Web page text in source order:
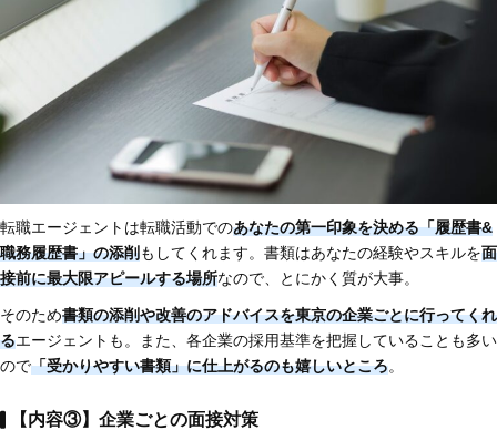
転職エージェントは転職活動でのあなたの第一印象を決める「履歴書&
職務履歴書」の添削もしてくれます。書類はあなたの経験やスキルを面
接前に最大限アピールする場所なので、とにかく質が大事。
そのため書類の添削や改善のアドバイスを東京の企業ごとに行ってくれ
るエージェントも。また、各企業の採用基準を把握していることも多い
ので「受かりやすい書類」に仕上がるのも嬉しいところ。
【内容③】企業ごとの面接対策